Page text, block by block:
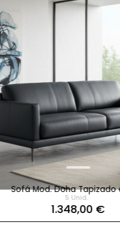
Mod. Doha Tapizado en Piel
1.348,00 €